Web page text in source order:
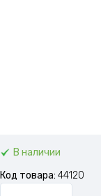
В наличии
Код товара: 44120